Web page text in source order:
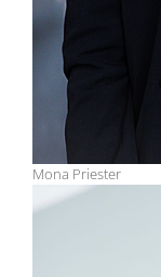
Mona Priester